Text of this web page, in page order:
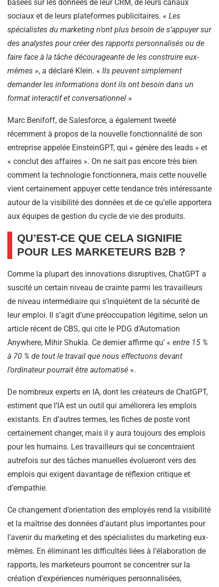
basées sur les données de leur CRM, de leurs canaux
sociaux et de leurs plateformes publicitaires. « Les
spécialistes du marketing n’ont plus besoin de s’appuyer sur
des analystes pour créer des rapports personnalisés ou de
faire face à la tâche décourageante de les construire eux-
mêmes », a déclaré Klein. « Ils peuvent simplement
demander les informations dont ils ont besoin dans un
format interactif et conversationnel »
Marc Benifoff, de Salesforce, a également tweeté
récemment à propos de la nouvelle fonctionnalité de son
entreprise appelée EinsteinGPT, qui « génère des leads » et
« conclut des affaires ». On ne sait pas encore très bien
comment la technologie fonctionnera, mais cette nouvelle
vient certainement appuyer cette tendance très intéressante
autour de la visibilité des données et de ce qu’elle apportera
aux équipes de gestion du cycle de vie des produits.
QU’EST-CE QUE CELA SIGNIFIE
POUR LES MARKETEURS B2B ?
Comme la plupart des innovations disruptives, ChatGPT a
suscité un certain niveau de crainte parmi les travailleurs
de niveau intermédiaire qui s’inquiètent de la sécurité de
leur emploi. Il s’agit d’une préoccupation légitime, selon un
article récent de CBS, qui cite le PDG d’Automation
Anywhere, Mihir Shukla. Ce dernier affirme qu’ « entre 15 %
à 70 % de tout le travail que nous effectuons devant
l’ordinateur pourrait être automatisé ».
De nombreux experts en IA, dont les créateurs de ChatGPT,
estiment que l’IA est un outil qui améliorera les emplois
existants. En d’autres termes, les fiches de poste vont
certainement changer, mais il y aura toujours des emplois
pour les humains. Les travailleurs qui se concentraient
autrefois sur des tâches manuelles évolueront vers des
emplois qui exigent davantage de réflexion critique et
d’empathie.
Ce changement d’orientation des employés rend la visibilité
et la maîtrise des données d’autant plus importantes pour
l’avenir du marketing et des spécialistes du marketing eux-
mêmes. En éliminant les difficultés liées à l’élaboration de
rapports, les marketeurs pourront se concentrer sur la
création d’expériences numériques personnalisées,